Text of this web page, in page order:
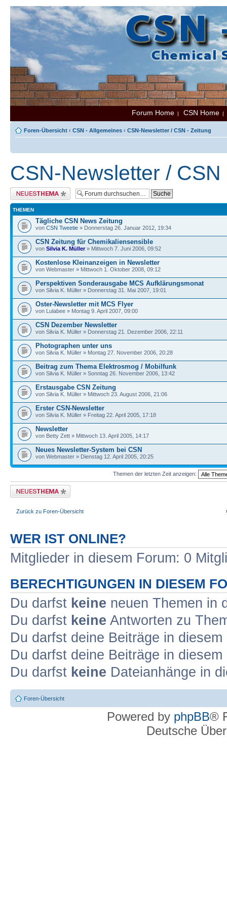
Forum Home | CSN Home
Foren-Übersicht ‹ CSN - Allgemeines ‹ CSN-Newsletter / CSN - Zeitung
CSN-Newsletter /
Neues Thema erstellen
THEMEN
Tägliche CSN News Zeitung
von CSN Tweetie » Donnerstag 26. Januar 2012, 19:34
CSN Zeitung für Chemikaliensensible
von Silvia K. Müller» Mittwoch 7. Juni 2006, 09:52
Kostenlose Kleinanzeigen in Newsletter
von Webmaster » Mittwoch 1. Oktober 2008, 09:12
Perspektiven Sonderausgabe MCS Aufklärungsmonat
von Silvia K. Müller » Donnerstag 31. Mai 2007, 19:01
Oster-Newsletter mit MCS Flyer
von Lulabee » Montag 9. April 2007, 09:00
CSN Dezember Newsletter
von Silvia K. Müller » Donnerstag 21. Dezember 2006, 22:11
Photographen unter uns
von Silvia K. Müller » Montag 27. November 2006, 20:28
Beitrag zum Thema Elektrosmog / Mobilfunk
von Silvia K. Müller » Sonntag 26. November 2006, 13:42
Erstausgabe CSN Zeitung
von Silvia K. Müller » Mittwoch 23. August 2006, 21:06
Erster CSN-Newsletter
von Silvia K. Müller » Freitag 22. April 2005, 17:18
Newsletter
von Betty Zett » Mittwoch 13. April 2005, 14:17
Neues Newsletter-System bei CSN
von Webmaster » Dienstag 12. April 2005, 20:25
Themen der letzten Zeit anzeigen:
Neues Thema erstellen
Zurück zu Foren-Übersicht
WER IST ONLINE?
Mitglieder in diesem Forum: 0
BERECHTIGUNGEN IN DIESEM
Du darfst keine neuen Themen in
Du darfst keine Antworten zu
Du darfst deine Beiträge in
Du darfst deine Beiträge in
Du darfst keine Dateianhänge in
Foren-Übersicht
Powered by phpBB®
Deutsche